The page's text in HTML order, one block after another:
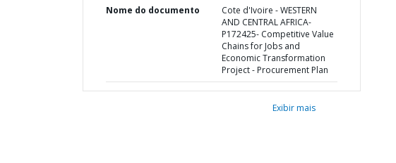
Nome do documento
Cote d'Ivoire - WESTERN
AND CENTRAL AFRICA-
P172425- Competitive Value
Chains for Jobs and
Economic Transformation
Project - Procurement Plan
Exibir mais